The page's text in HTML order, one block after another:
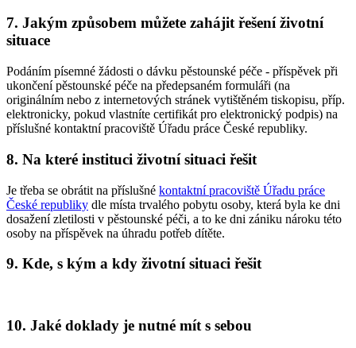
7. Jakým způsobem můžete zahájit řešení životní
situace
Podáním písemné žádosti o dávku pěstounské péče - příspěvek při
ukončení pěstounské péče na předepsaném formuláři (na
originálním nebo z internetových stránek vytištěném tiskopisu, příp.
elektronicky, pokud vlastníte certifikát pro elektronický podpis) na
příslušné kontaktní pracoviště Úřadu práce České republiky.
8. Na které instituci životní situaci řešit
Je třeba se obrátit na příslušné kontaktní pracoviště Úřadu práce
České republiky dle místa trvalého pobytu osoby, která byla ke dni
dosažení zletilosti v pěstounské péči, a to ke dni zániku nároku této
osoby na příspěvek na úhradu potřeb dítěte.
9. Kde, s kým a kdy životní situaci řešit
10. Jaké doklady je nutné mít s sebou